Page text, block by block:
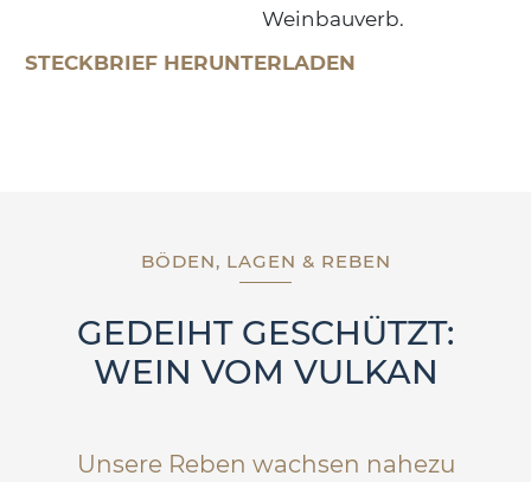
Weinbauverb.
STECKBRIEF HERUNTERLADEN
BÖDEN, LAGEN & REBEN
GEDEIHT GESCHÜTZT:
WEIN VOM VULKAN
Unsere Reben wachsen nahezu